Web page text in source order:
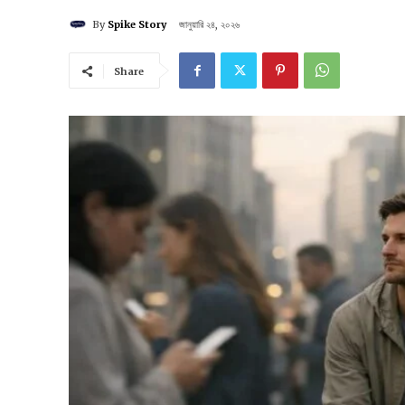
By Spike Story জানুয়ারি ২৪, ২০২৬
Share